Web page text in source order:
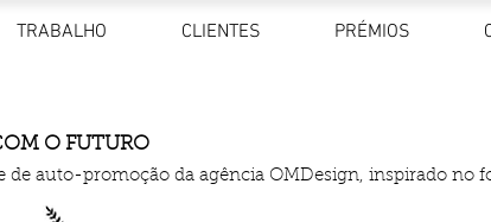
TRABALHO CLIENTES PRÉMIOS
O FUTURO
de auto-promoção da agência OMDesign, inspirado no